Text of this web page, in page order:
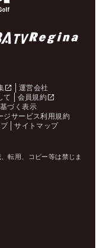
運営会社
て
会員規約
づく表示
ジサービス利用規約
サイトマップ
転用、コピー等は禁じま